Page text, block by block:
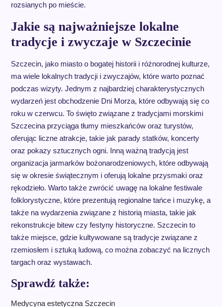
rozsianych po mieście.
Jakie są najważniejsze lokalne
tradycje i zwyczaje w Szczecinie
Szczecin, jako miasto o bogatej historii i różnorodnej kulturze,
ma wiele lokalnych tradycji i zwyczajów, które warto poznać
podczas wizyty. Jednym z najbardziej charakterystycznych
wydarzeń jest obchodzenie Dni Morza, które odbywają się co
roku w czerwcu. To święto związane z tradycjami morskimi
Szczecina przyciąga tłumy mieszkańców oraz turystów,
oferując liczne atrakcje, takie jak parady statków, koncerty
oraz pokazy sztucznych ogni. Inną ważną tradycją jest
organizacja jarmarków bożonarodzeniowych, które odbywają
się w okresie świątecznym i oferują lokalne przysmaki oraz
rękodzieło. Warto także zwrócić uwagę na lokalne festiwale
folklorystyczne, które prezentują regionalne tańce i muzykę, a
także na wydarzenia związane z historią miasta, takie jak
rekonstrukcje bitew czy festyny historyczne. Szczecin to
także miejsce, gdzie kultywowane są tradycje związane z
rzemiosłem i sztuką ludową, co można zobaczyć na licznych
targach oraz wystawach.
Sprawdź także:
Medycyna estetyczna Szczecin